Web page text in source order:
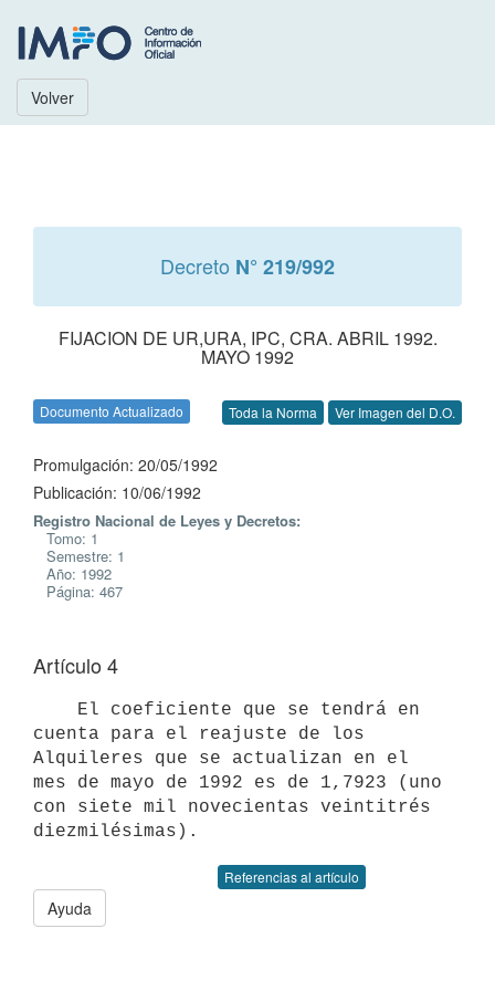
Volver
Decreto N° 219/992
FIJACION DE UR,URA, IPC, CRA. ABRIL 1992.
MAYO 1992
Documento Actualizado Toda la Norma Ver Imagen del D.O.
Promulgación: 20/05/1992
Publicación: 10/06/1992
Registro Nacional de Leyes y Decretos:
Tomo: 1
Semestre: 1
Año: 1992
Página: 467
Artículo 4
cuenta para el reajuste de los
Alquileres que se actualizan en el
mes de mayo de 1992 es de 1,7923 (uno
con siete mil novecientas veintitrés
Referencias al artículo
Ayuda